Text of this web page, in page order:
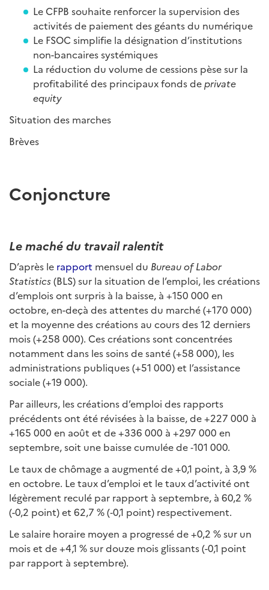
Le CFPB souhaite renforcer la supervision des
activités de paiement des géants du numérique
Le FSOC simplifie la désignation d’institutions
non-bancaires systémiques
La réduction du volume de cessions pèse sur la
profitabilité des principaux fonds de private
equity
Situation des marches
Brèves
Conjoncture
Le maché du travail ralentit
D’après le rapport mensuel du Bureau of Labor
Statistics(BLS) sur la situation de l’emploi, les créations
d’emplois ont surpris à la baisse, à +150 000 en
octobre, en-deçà des attentes du marché (+170 000)
et la moyenne des créations au cours des 12 derniers
mois (+258 000). Ces créations sont concentrées
notamment dans les soins de santé (+58 000), les
administrations publiques (+51 000) et l’assistance
sociale (+19 000).
Par ailleurs, les créations d’emploi des rapports
précédents ont été révisées à la baisse, de +227 000 à
+165 000 en août et de +336 000 à +297 000 en
septembre, soit une baisse cumulée de ‑101 000.
Le taux de chômage a augmenté de +0,1 point, à 3,9 %
en octobre. Le taux d’emploi et le taux d’activité ont
légèrement reculé par rapport à septembre, à 60,2 %
(-0,2 point) et 62,7 % (‑0,1 point) respectivement.
Le salaire horaire moyen a progressé de +0,2 % sur un
mois et de +4,1 % sur douze mois glissants (-0,1 point
par rapport à septembre).